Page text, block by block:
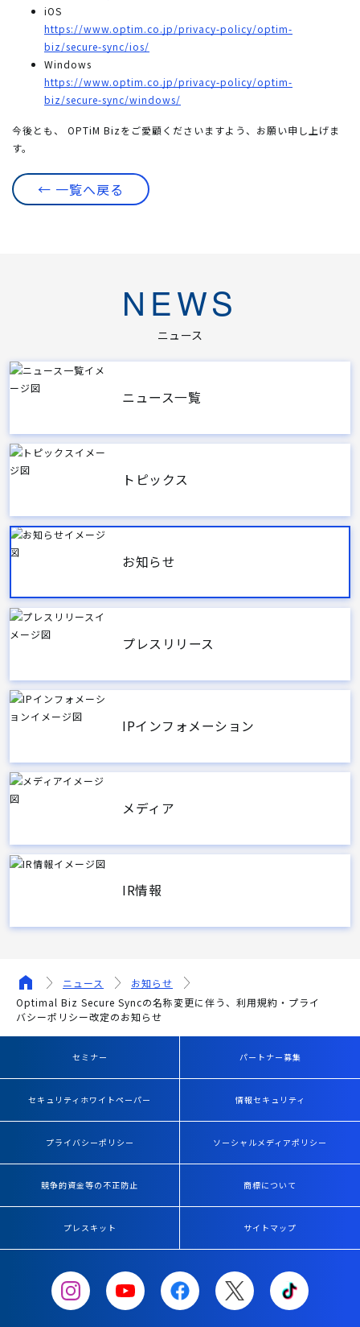
iOS
https://www.optim.co.jp/privacy-policy/optim-
biz/secure-sync/ios/
Windows
https://www.optim.co.jp/privacy-policy/optim-
biz/secure-sync/windows/
今後とも、 OPTiM Bizをご愛顧くださいますよう、お願い申し上げま
す。
← 一覧へ戻る
NEWS
ニュース
ニュース一覧
トピックス
お知らせ
プレスリリース
IPインフォメーション
メディア
IR情報
ニュース
お知らせ
Optimal Biz Secure Syncの名称変更に伴う、利用規約・プライ
バシーポリシー改定のお知らせ
セミナー パートナー募集
セキュリティホワイトペーパー 情報セキュリティ
プライバシーポリシー ソーシャルメディアポリシー
競争的資金等の不正防止 商標について
プレスキット サイトマップ